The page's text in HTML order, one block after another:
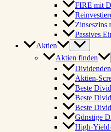
FIRE mit
Zinseszins
Passives
Aktien
Aktien finden
Aktien-
Beste
Beste
Beste
Günstige
High-